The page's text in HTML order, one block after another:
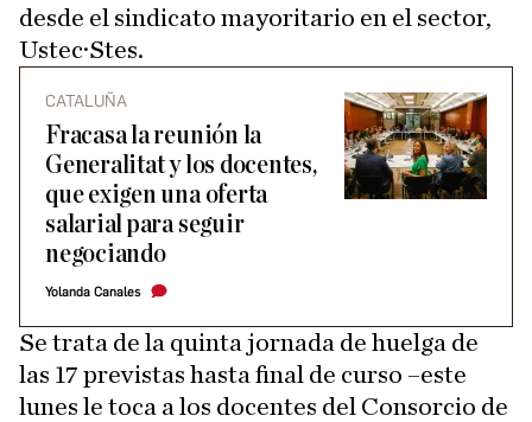
desde el sindicato mayoritario en el sector,
Ustec·Stes.
CATALUÑA
Fracasa la reunión la
Generalitat y los docentes,
que exigen una oferta
salarial para seguir
negociando
Yolanda Canales
Se trata de la quinta jornada de huelga de
las 17 previstas hasta final de curso –este
lunes le toca a los docentes del Consorcio de